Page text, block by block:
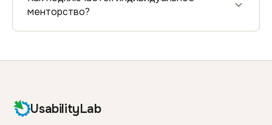
менторство?
UsabilityLab